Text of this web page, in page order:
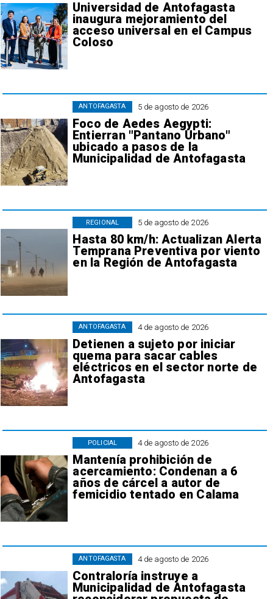
Universidad de Antofagasta
inaugura mejoramiento del
acceso universal en el Campus
Coloso
5 de agosto de 2026
Foco de Aedes Aegypti:
Entierran "Pantano Urbano"
ubicado a pasos de la
Municipalidad de Antofagasta
ANTOFAGASTA
5 de agosto de 2026
Hasta 80 km/h: Actualizan Alerta
Temprana Preventiva por viento
en la Región de Antofagasta
REGIONAL
4 de agosto de 2026
Detienen a sujeto por iniciar
quema para sacar cables
eléctricos en el sector norte de
Antofagasta
ANTOFAGASTA
4 de agosto de 2026
Mantenía prohibición de
acercamiento: Condenan a 6
años de cárcel a autor de
femicidio tentado en Calama
POLICIAL
4 de agosto de 2026
Contraloría instruye a
Municipalidad de Antofagasta
ANTOFAGASTA